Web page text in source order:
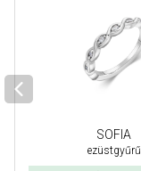
SOFIA
ezüstgyűrű